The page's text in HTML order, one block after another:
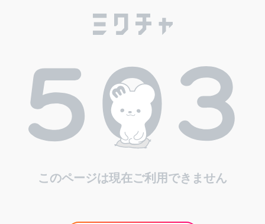
このページは現在ご利用できません